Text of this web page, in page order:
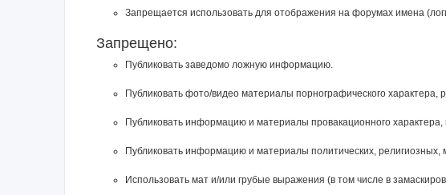
Запрещается использовать для отображения на форумах имена
Запрещено:
Публиковать заведомо ложнyю инфоpмацию.
Публиковать фото/видео материалы порнографического характера,
Публиковать инфоpмацию и материалы провакационного
Публиковать информацию и материалы политических,
Использовать мат и/или грубые выражения (в том числе в